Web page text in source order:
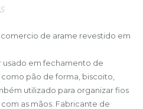
de arame revestido em
usado em fechamento de
pão de forma, biscoito,
utilizado para organizar fios
as mãos. Fabricante de